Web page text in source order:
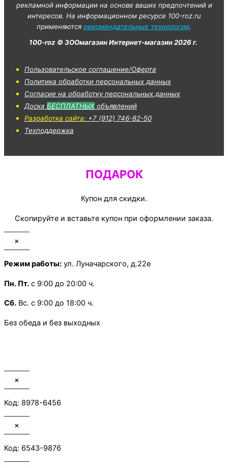
рекламной информации на основе ваших предпочтений и
интересов. На информационном ресурсе 100-roz.ru
применяются рекомендательные технологии.
100-roz © ЗООмагазин Интернет-магазин 2026 г.
Пользовательское соглашение/Оферта
Политика обработки персональных данных
Согласие на обработку персональных данных
Доска БЕСПЛАТНЫХ объявлений
Разработка сайта: +7 (912) 746-82-50
Техподдержка
ПОДАРОК
Купон для скидки.
Скопируйте и вставьте купон при оформлении заказа.
×
Режим работы: ул. Луначарского, д.22е
Пн. Пт. с 9:00 до 20:00 ч.
Сб. Вс. с 9:00 до 18:00 ч.
Без обеда и без выходных
×
Код: 8978-6456
×
Код: 6543-9876